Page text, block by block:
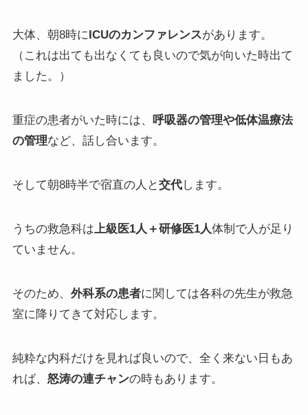
大体、朝8時にICUのカンファレンスがあります。
（これは出ても出なくても良いので気が向いた時出て
ました。）
重症の患者がいた時には、
呼吸器の管理や低体温療法
の管理など、話し合います。
そして朝8時半で宿直の人と交代します。
うちの救急科は 上級医1人＋研修医1人体制で人が足り
ていません。
そのため、 外科系の患者に関しては各科の先生が救急
室に降りてきて対応します。
純粋な内科だけを見れば良いので、全く来ない日もあ
れば、 怒涛の連チャンの時もあります。